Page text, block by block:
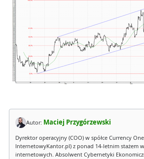
Autor: Maciej Przygórzewski
Dyrektor operacyjny (COO) w spółce Currency
InternetowyKantor.pl) z ponad 14-letnim stażem
internetowych. Absolwent Cybernetyki